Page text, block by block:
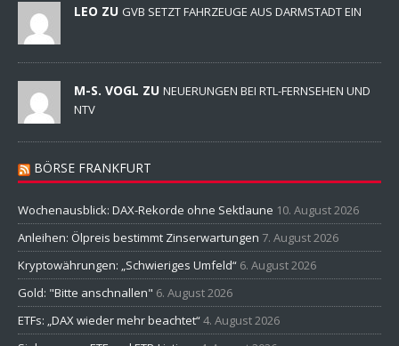
LEO ZU GVB SETZT FAHRZEUGE AUS DARMSTADT EIN
M-S. VOGL ZU NEUERUNGEN BEI RTL-FERNSEHEN UND
NTV
BÖRSE FRANKFURT
Wochenausblick: DAX-Rekorde ohne Sektlaune 10. August 2026
Anleihen: Ölpreis bestimmt Zinserwartungen 7. August 2026
Kryptowährungen: „Schwieriges Umfeld“ 6. August 2026
Gold: "Bitte anschnallen" 6. August 2026
ETFs: „DAX wieder mehr beachtet“4. August 2026